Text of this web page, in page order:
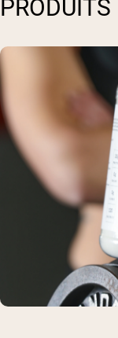
PRODUITS